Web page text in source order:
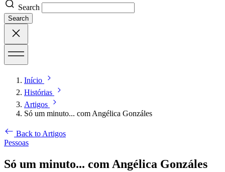
Search
Search
Início
Histórias
Artigos
Só um minuto... com Angélica Gonzáles
Back to Artigos
Pessoas
Só um minuto... com Angélica Gonzáles